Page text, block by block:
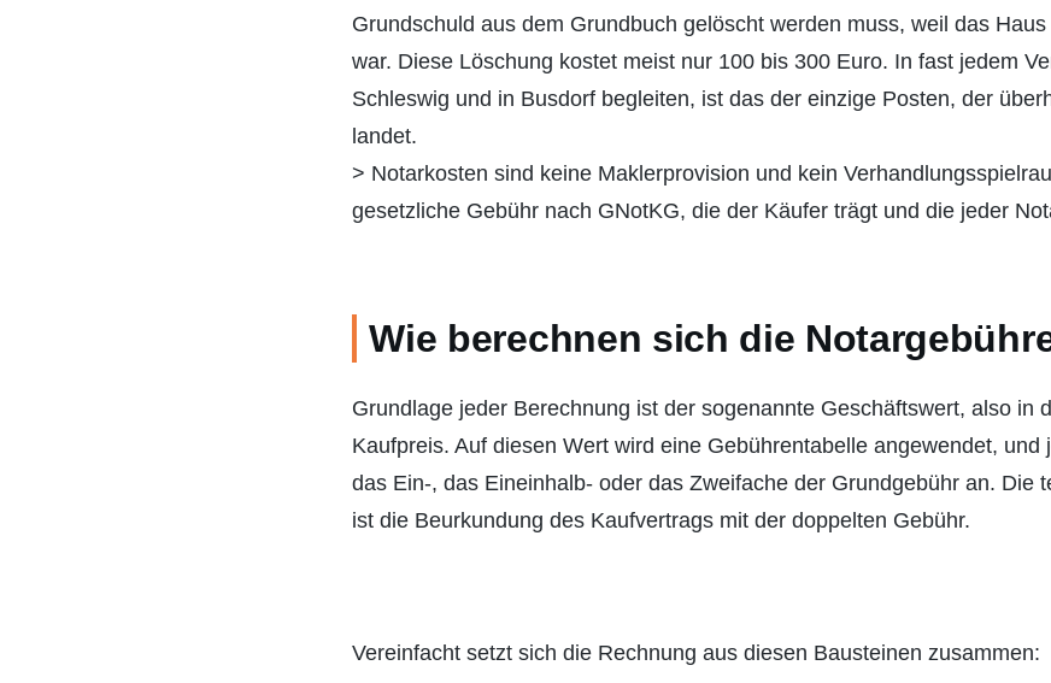
Grundschuld aus dem Grundbuch gelöscht werden muss, weil das
war. Diese Löschung kostet meist nur 100 bis 300 Euro. In fast jedem
Schleswig und in Busdorf begleiten, ist das der einzige Posten, der
landet.
> Notarkosten sind keine Maklerprovision und kein
gesetzliche Gebühr nach GNotKG, die der Käufer trägt und die jeder
Wie berechnen sich die
Grundlage jeder Berechnung ist der sogenannte Geschäftswert, also in
Kaufpreis. Auf diesen Wert wird eine Gebührentabelle angewendet, und
das Ein-, das Eineinhalb- oder das Zweifache der Grundgebühr an. Die
ist die Beurkundung des Kaufvertrags mit der doppelten Gebühr.
Vereinfacht setzt sich die Rechnung aus diesen Bausteinen zusammen: